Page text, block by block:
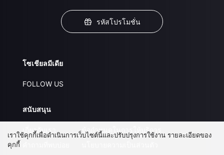
รหัสโปรโมชั่น
โซเชียลมีเดีย
FOLLOW US
สนับสนุน
เกี่ยวกับเรา
ข้อกำหนดในการให้บริการ
เราใช้คุกกี้เพื่อดำเนินการเว็บไซต์นี้และปรับปรุงการใช้งาน รายละเอียดของ
คุกกี้